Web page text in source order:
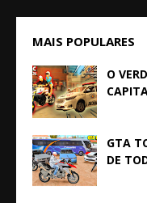
MAIS POPULARES
O
GTA
DE